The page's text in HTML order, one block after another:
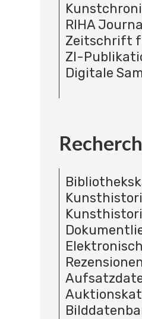
RIHA
Zeitschrift
ZI-
Digitale
Rezensionen